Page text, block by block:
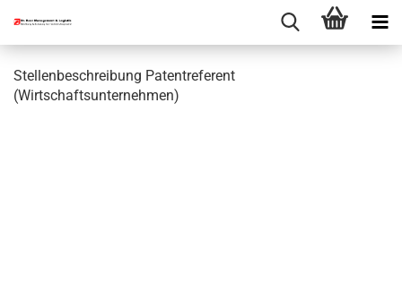
Stellenbeschreibung Patentreferent
(Wirtschaftsunternehmen)